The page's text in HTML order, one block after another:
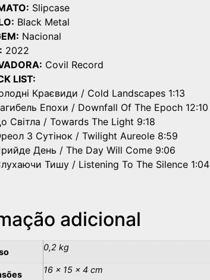
Slipcase
Black Metal
Nacional
2022
Covil Record
LIST:
Краєвиди / Cold Landscapes 1:13
Епохи / Downfall Of The Epoch 12:10
Світла / Towards The Light 9:18
З Сутінок / Twilight Aureole 8:59
День / The Day Will Come 9:06
Тишу / Listening To The Silence 1:04
adicional
0,2 kg
16 × 15 × 4 cm